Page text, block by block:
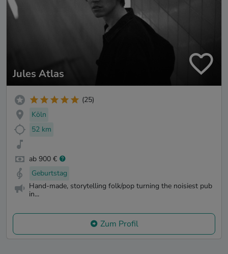
Jules Atlas
(25)
Köln
52 km
ab 900 €
Geburtstag
Hand-made, storytelling folk/pop turning the noisiest pub
in...
Zum Profil